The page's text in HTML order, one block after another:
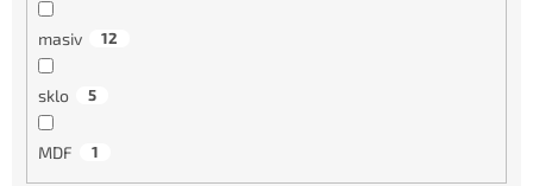
masiv 12
sklo 5
MDF 1